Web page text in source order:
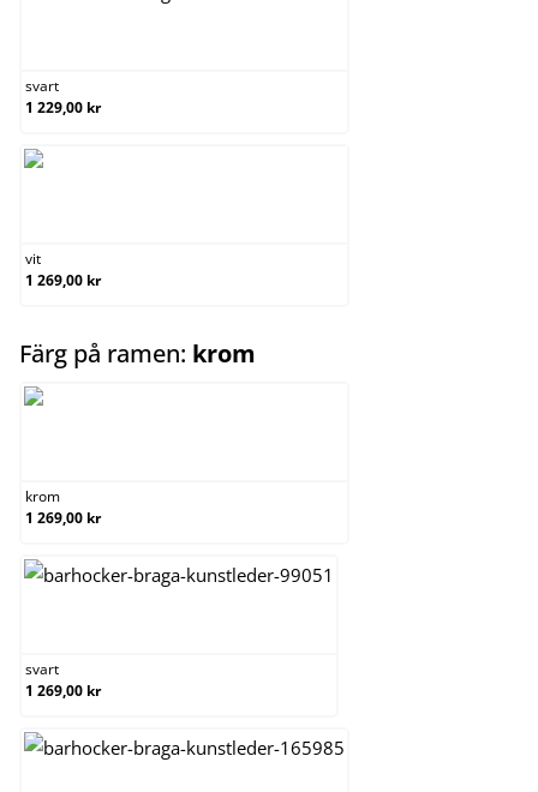
svart
1 229,00 kr
vit
1 269,00 kr
Färg på ramen: krom
krom
1 269,00 kr
svart
1 269,00 kr